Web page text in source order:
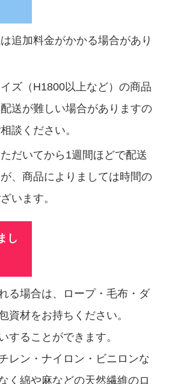
追加料金がかかる場合があり
ズ（H1800以上など）の商品
送が難しい場合がありますの
談ください。
だいてから1週間ほどで配送
、商品によりましては時間の
います。
し
る場合は、ロープ・毛布・ダ
資材をお持ちください。
することができます。
レン・ナイロン・ビニロンな
く綿や麻などの天然繊維のロ